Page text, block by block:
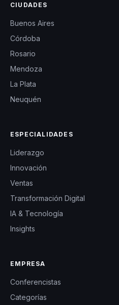
CIUDADES
Buenos Aires
Córdoba
Rosario
Mendoza
La Plata
Neuquén
ESPECIALIDADES
Liderazgo
Innovación
Ventas
Transformación Digital
IA & Tecnología
Insights
EMPRESA
Conferencistas
Categorías